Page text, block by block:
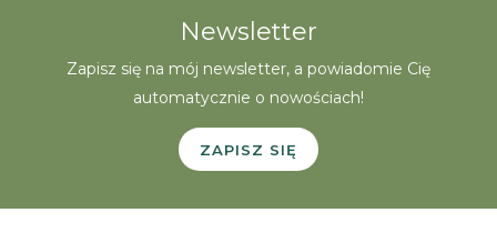
Newsletter
Zapisz się na mój newsletter, a powiadomie Cię
automatycznie o nowościach!
ZAPISZ SIĘ